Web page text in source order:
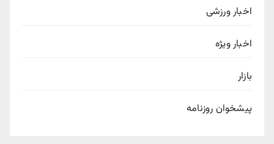
ورزشی
ویژه
روزنامه